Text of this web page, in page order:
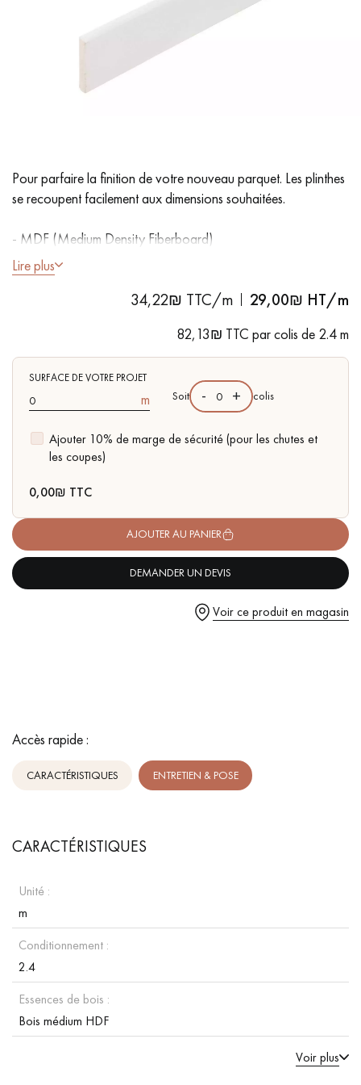
PARQUET EN CHÊNE FUMÉ
PARQUET LAMES LARGES XXL
Nos conseillers sont disponibles au
09-8899140
VOUS AVEZ UN PROJET ?
Nos experts sont à votre disposition pour vous guider pas à
Un expert Décoplus Parquets vous appelle
Pour parfaire la finition de votre nouveau parquet. Les plinthes
se recoupent facilement aux dimensions souhaitées.
- MDF (Medium Density Fiberboard)
Lire plus
34,22₪ TTC/m 29,00₪ HT/m
82,13₪ TTC par colis de 2.4 m
SURFACE DE VOTRE PROJET
m
Ajouter 10% de marge de sécurité (pour les chutes et
les coupes)
Soit - + colis
0,00₪ TTC
AJOUTER AU PANIER
DEMANDER UN DEVIS
Voir ce produit en magasin
Accès rapide :
CARACTÉRISTIQUES ENTRETIEN & POSE
CARACTÉRISTIQUES
Unité :
m
Conditionnement :
2.4
Essences de bois :
Bois médium HDF
Voir plus